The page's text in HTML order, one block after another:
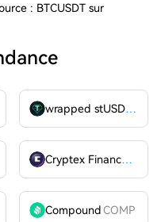
: BTCUSDT sur
wrapped stUSDT
Cryptex FinanceCTX
CompoundCOMP